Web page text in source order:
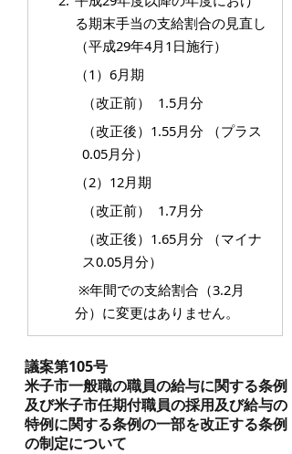
る期末手当の支給割合の見直し
（平成29年4月1日施行）
（1）6月期
（改正前） 1.5月分
（改正後）1.55月分 （プラス
0.05月分）
（2）12月期
（改正前） 1.7月分
（改正後）1.65月分 （マイナ
ス0.05月分）
※年間での支給割合（3.2月
分）に変更はありません。
議案第105号
米子市一般職の職員の給与に関する条例
及び米子市任期付職員の採用及び給与の
特例に関する条例の一部を改正する条例
の制定について